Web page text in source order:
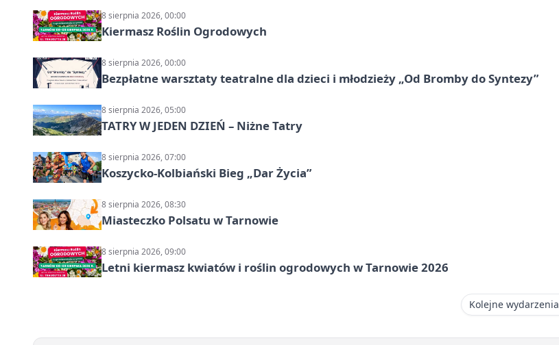
8 sierpnia 2026, 00:00
Kiermasz Roślin Ogrodowych
8 sierpnia 2026, 00:00
Bezpłatne warsztaty teatralne dla dzieci i młodzieży „Od Bromby do Syntezy”
8 sierpnia 2026, 05:00
TATRY W JEDEN DZIEŃ – Niżne Tatry
8 sierpnia 2026, 07:00
Koszycko-Kolbiański Bieg „Dar Życia”
8 sierpnia 2026, 08:30
Miasteczko Polsatu w Tarnowie
8 sierpnia 2026, 09:00
Letni kiermasz kwiatów i roślin ogrodowych w Tarnowie 2026
Kolejne wydarzenia